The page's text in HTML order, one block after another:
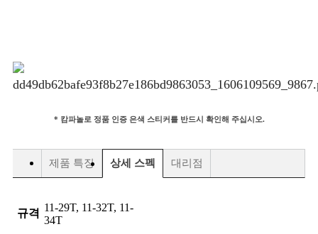
* 캄파놀로 정품 인증 은색 스티커를 반드시 확인해 주십시오.
제품 특징 상세 스펙 대리점
규격 11-29T, 11-32T, 11-
34T